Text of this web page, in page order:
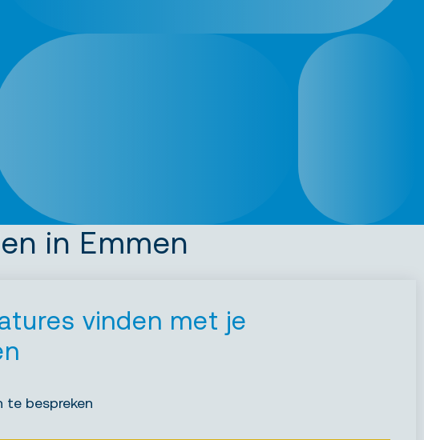
in Emmen
vinden met je
te bespreken